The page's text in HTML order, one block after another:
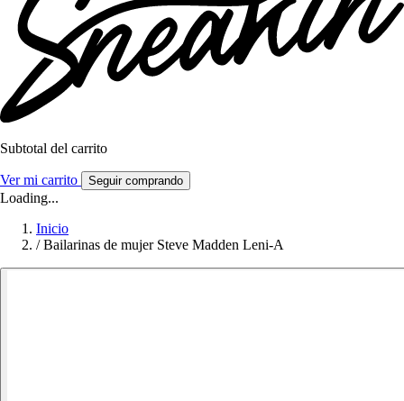
Subtotal del carrito
Ver mi carrito Seguir comprando
Loading...
Inicio
/ Bailarinas de mujer Steve Madden Leni-A